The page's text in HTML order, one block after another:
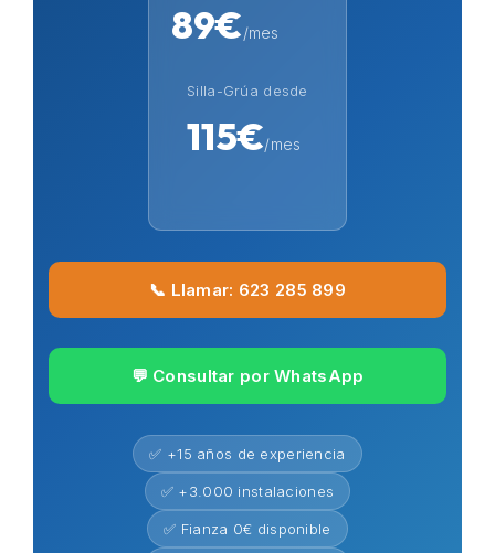
89€/mes
Silla-Grúa desde
115€/mes
📞 Llamar: 623 285 899
💬 Consultar por WhatsApp
✅ +15 años de experiencia
✅ +3.000 instalaciones
✅ Fianza 0€ disponible